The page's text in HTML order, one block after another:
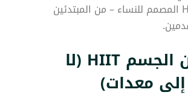
روتين HIIT المصمم للنساء – من المبتدئين
وزن الجسم HIIT (لا
معدات)